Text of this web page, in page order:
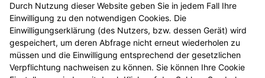
Zuständig ist die Universalschlichtungsstelle des
Zentrums für Schlichtung e.V., Straßburger Straße 8,
77694 Kehl am Rhein (https://www.verbraucher-
schlichter.de).
Durch Nutzung dieser Website geben Sie in jedem Fall Ihre
Einwilligung zu den notwendigen Cookies. Die
Einwilligungserklärung (des Nutzers, bzw. dessen Gerät) wird
gespeichert, um deren Abfrage nicht erneut wiederholen zu
müssen und die Einwilligung entsprechend der gesetzlichen
Verpflichtung nachweisen zu können. Sie können Ihre Cookie